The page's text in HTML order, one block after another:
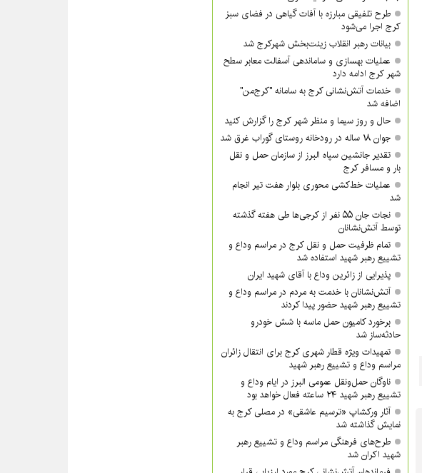
طرح تلفیقی مبارزه با آفات گیاهی در فضای سبز
کرج اجرا می‌شود
بیانات رهبر انقلاب زینت‌بخش شهرکرج شد
عملیات بهسازی و ساماندهی آسفالت معابر سطح
شهر کرج ادامه دارد
خدمات آتش‌نشانی کرج به سامانه "کرج‌من"
اضافه شد
حال و روز سیما و منظر شهر کرج را گزارش کنید
جوان ۱۸ ساله در رودخانه روستای گوراب غرق شد
تقدیر جانشین سپاه البرز از سازمان حمل و نقل
بار و مسافر کرج
عملیات خط‌کشی محوری بلوار هفت تیر انجام
شد
نجات جان ۵۵ نفر از کرجی‌ها طی هفته گذشته
توسط آتش‌نشانان
تمام ظرفیت حمل و نقل کرج در مراسم وداع و
تشییع رهبر شهید استفاده شد
پذیرایی از زائرین وداع با آقای شهید ایران
آتش‌نشانان با خدمت به مردم در مراسم وداع و
تشییع رهبر شهید حضور پیدا کردند
برخورد کامیون حمل ماسه با شش خودرو
حادثه‌ساز شد
تمهیدات ویژه قطار شهری کرج برای انتقال زائران
مراسم وداع و تشییع رهبر شهید
ناوگان حمل‌ونقل عمومی البرز در ایام وداع و
تشییع رهبر شهید ۲۴ ساعته فعال خواهد بود
آثار ورکشاپ «ترسیم عاشقی» در مصلی کرج به
نمایش گذاشته شد
طرح‌های فرهنگی مراسم وداع و تشییع رهبر
شهید اکران شد